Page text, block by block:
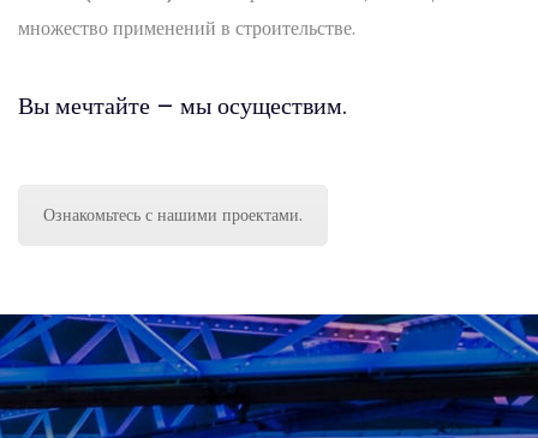
множество применений в строительстве.
Вы мечтайте – мы осуществим.
Ознакомьтесь с нашими проектами.
21
2
3
4